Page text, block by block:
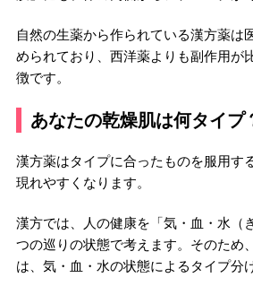
自然の生薬から作られている漢方薬は
められており、西洋薬よりも副作用が
徴です。
あなたの乾燥肌は何タイプ
漢方薬はタイプに合ったものを服用す
現れやすくなります。
漢方では、人の健康を「気・血・水（
つの巡りの状態で考えます。そのため
は、気・血・水の状態によるタイプ分